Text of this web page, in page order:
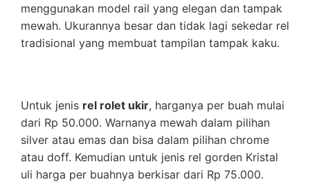
menggunakan model rail yang elegan dan tampak
mewah. Ukurannya besar dan tidak lagi sekedar rel
tradisional yang membuat tampilan tampak kaku.
Untuk jenis rel rolet ukir, harganya per buah mulai
dari Rp 50.000. Warnanya mewah dalam pilihan
silver atau emas dan bisa dalam pilihan chrome
atau doff. Kemudian untuk jenis rel gorden Kristal
uli harga per buahnya berkisar dari Rp 75.000.